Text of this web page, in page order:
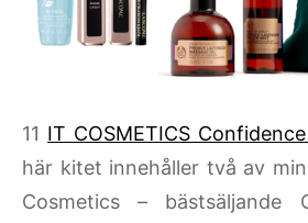
11 IT COSMETICS
här kitet innehåller två av
Cosmetics – bästsäljande